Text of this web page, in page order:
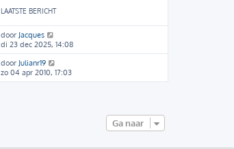
LAATSTE BERICHT
door Jacques
di 23 dec 2025, 14:08
door Julianr19
zo 04 apr 2010, 17:03
Ga naar